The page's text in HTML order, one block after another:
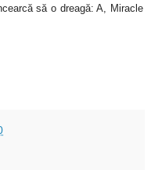
să o dreagă: A, Miracle